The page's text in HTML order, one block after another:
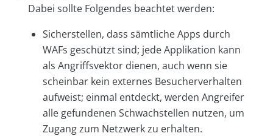
Dabei sollte Folgendes beachtet werden:
Sicherstellen, dass sämtliche Apps durch
WAFs geschützt sind; jede Applikation kann
als Angriffsvektor dienen, auch wenn sie
scheinbar kein externes Besucherverhalten
aufweist; einmal entdeckt, werden Angreifer
alle gefundenen Schwachstellen nutzen, um
Zugang zum Netzwerk zu erhalten.